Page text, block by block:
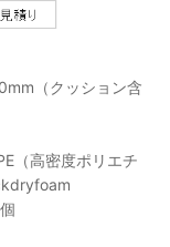
（クッション含
（高密度ポリエチ